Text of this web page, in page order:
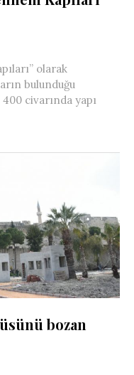
olarak
bulunduğu
civarında yapı
bozan